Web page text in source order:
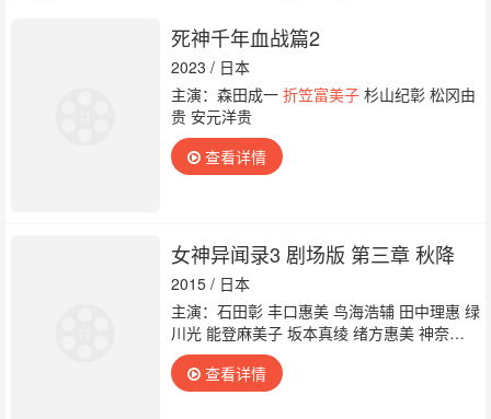
死神千年血战篇2
2023 / 日本
主演：森田成一 折笠富美子杉山纪彰 松冈由
贵 安元洋贵
查看详情
女神异闻录3 剧场版 第三章 秋降
2015 / 日本
主演：石田彰 丰口惠美 鸟海浩辅 田中理惠 绿
川光 能登麻美子 坂本真绫 绪方惠美 神奈延
年 小野坂昌也 泽城美雪 堀秀行 增谷康纪 山
本兼平 岛田敏
折笠富美子
儿 三浦祥朗 私市淳 前田爱 种崎敦美 中岛
查看详情